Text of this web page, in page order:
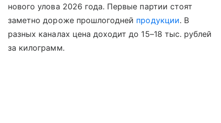
нового улова 2026 года. Первые партии стоят
заметно дороже прошлогодней продукции. В
разных каналах цена доходит до 15–18 тыс. рублей
за килограмм.